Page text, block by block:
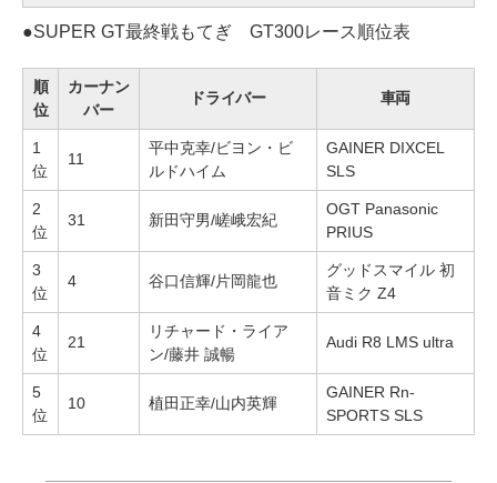
●SUPER GT最終戦もてぎ GT300レース順位表
順
位
カーナン
バー
ドライバー 車両
1
位
11
平中克幸/ビヨン・ビ
ルドハイム
GAINER DIXCEL
SLS
2
位
31 新田守男/嵯峨宏紀
OGT Panasonic
PRIUS
3
位
4 谷口信輝/片岡龍也
グッドスマイル 初
音ミク Z4
4
位
21
リチャード・ライア
ン/藤井 誠暢
Audi R8 LMS ultra
5
位
10 植田正幸/山内英輝
GAINER Rn-
SPORTS SLS